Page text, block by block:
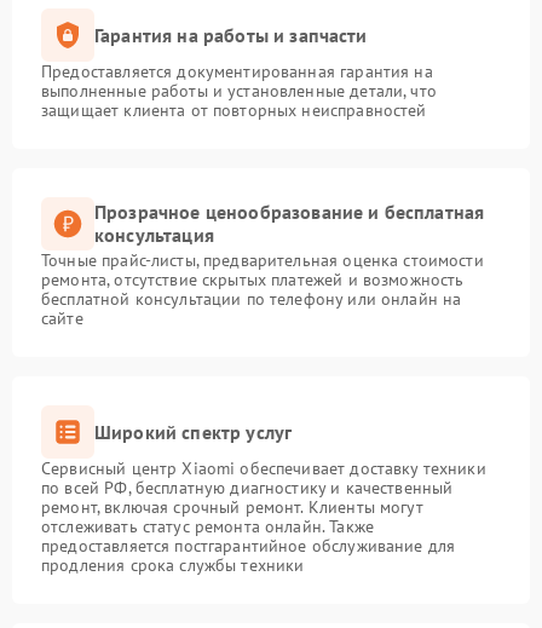
Гарантия на работы и запчасти
Предоставляется документированная гарантия на
выполненные работы и установленные детали, что
защищает клиента от повторных неисправностей
Прозрачное ценообразование и бесплатная
консультация
Точные прайс-листы, предварительная оценка стоимости
ремонта, отсутствие скрытых платежей и возможность
бесплатной консультации по телефону или онлайн на
сайте
Широкий спектр услуг
Сервисный центр Xiaomi обеспечивает доставку техники
по всей РФ, бесплатную диагностику и качественный
ремонт, включая срочный ремонт. Клиенты могут
отслеживать статус ремонта онлайн. Также
предоставляется постгарантийное обслуживание для
продления срока службы техники